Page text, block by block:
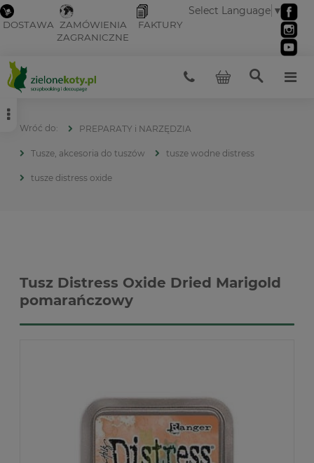
DOSTAWA ZAMÓWIENIA
ZAGRANICZNE
FAKTURY
Select Language ▼
PREPARATY i NARZĘDZIA
Tusze, akcesoria do tuszów tusze wodne distress
tusze distress oxide
Tusz Distress Oxide Dried Marigold
pomarańczowy